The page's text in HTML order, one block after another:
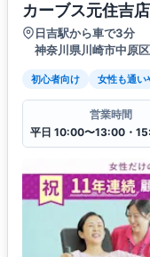
カーブス元住吉店
日吉駅から車で3分
神奈川県川崎市中原
初心者向け 女性も通い
営業時間